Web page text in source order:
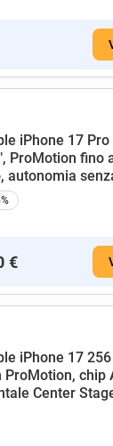
iPhone 17
ProMotion fino
autonomia
€
iPhone 17
ProMotion, chip
Center